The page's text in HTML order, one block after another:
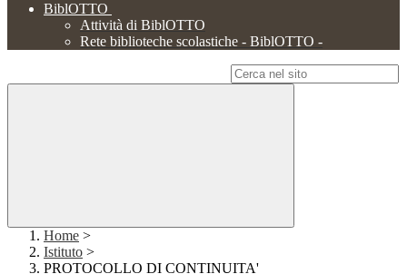
BiblOTTO
Attività di BiblOTTO
Rete biblioteche scolastiche - BiblOTTO -
Home >
Istituto >
PROTOCOLLO DI CONTINUITA'